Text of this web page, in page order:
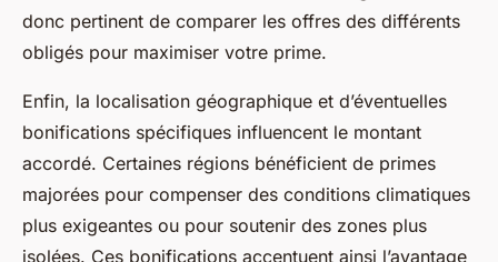
donc pertinent de comparer les offres des différents
obligés pour maximiser votre prime.
Enfin, la localisation géographique et d’éventuelles
bonifications spécifiques influencent le montant
accordé. Certaines régions bénéficient de primes
majorées pour compenser des conditions climatiques
plus exigeantes ou pour soutenir des zones plus
isolées. Ces bonifications accentuent ainsi l’avantage